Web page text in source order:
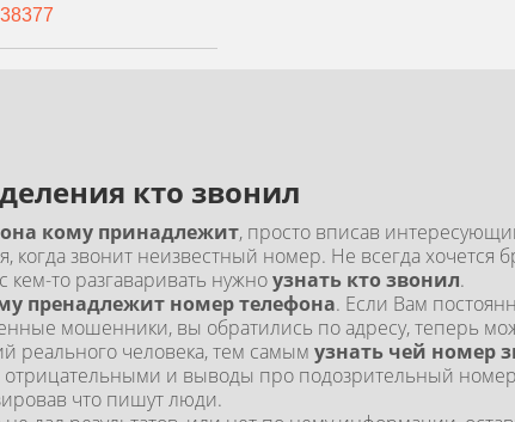
кто звонил
кому принадлежит, просто вписав
когда звонит неизвестный номер. Не всегда хочется
то разгаваривать нужноузнать кто звонил.
пренадлежит номер телефона. Если Вам
мошенники, вы обратились по адресу, теперь
реального человека, тем самым узнать чей номер
и выводы про подозрительный
что пишут люди.